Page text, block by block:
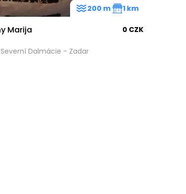
Marija
0 CZK
Dalmácie - Zadar
200 m 1 km